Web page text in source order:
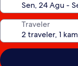
Traveler